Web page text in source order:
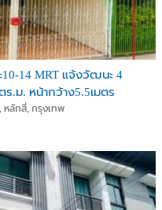
เจ็ด
One Six Seven
รัพย์ใหม่ๆทุกวัน งบประมาณ
14 MRT แจ้งวัฒนะ 4
ร.ม. หน้ากว้าง5.5เมตร
หลักสี่, กรุงเทพ